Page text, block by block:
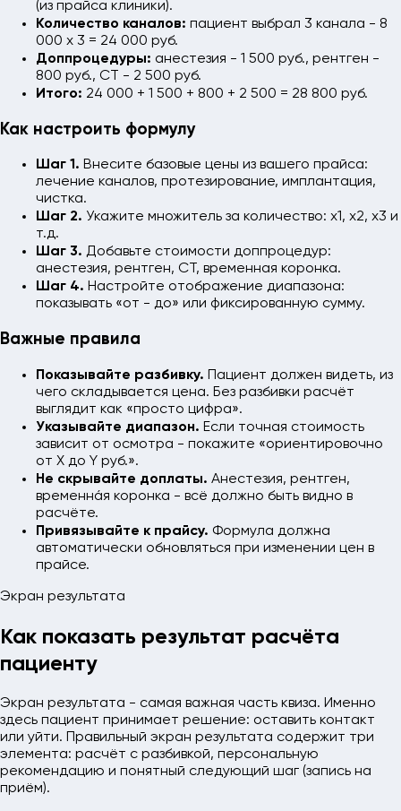
(из прайса клиники).
Количество каналов: пациент выбрал 3 канала - 8
000 x 3 = 24 000 руб.
Доппроцедуры: анестезия - 1 500 руб., рентген -
800 руб., CT - 2 500 руб.
Итого: 24 000 + 1 500 + 800 + 2 500 = 28 800 руб.
Как настроить формулу
Шаг 1. Внесите базовые цены из вашего прайса:
лечение каналов, протезирование, имплантация,
чистка.
Шаг 2. Укажите множитель за количество: x1, x2, x3 и
т.д.
Шаг 3. Добавьте стоимости доппроцедур:
анестезия, рентген, CT, временная коронка.
Шаг 4. Настройте отображение диапазона:
показывать «от - до» или фиксированную сумму.
Важные правила
Показывайте разбивку. Пациент должен видеть, из
чего складывается цена. Без разбивки расчёт
выглядит как «просто цифра».
Указывайте диапазон. Если точная стоимость
зависит от осмотра - покажите «ориентировочно
от X до Y руб.».
Не скрывайте доплаты. Анестезия, рентген,
временна́я коронка - всё должно быть видно в
расчёте.
Привязывайте к прайсу. Формула должна
автоматически обновляться при изменении цен в
прайсе.
Экран результата
Как показать результат расчёта
пациенту
Экран результата - самая важная часть квиза. Именно
здесь пациент принимает решение: оставить контакт
или уйти. Правильный экран результата содержит три
элемента: расчёт с разбивкой, персональную
рекомендацию и понятный следующий шаг (запись на
приём).